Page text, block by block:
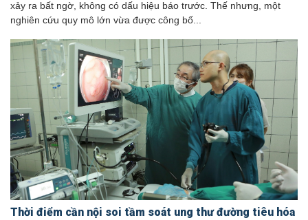
xảy ra bất ngờ, không có dấu hiệu báo trước. Thế nhưng, một
nghiên cứu quy mô lớn vừa được công bố...
Thời điểm cần nội soi tầm soát ung thư đường tiêu hóa